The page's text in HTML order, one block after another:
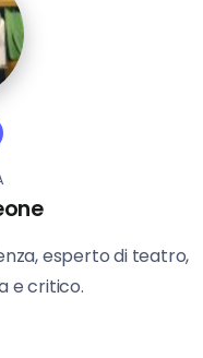
esperto di teatro,
e critico.